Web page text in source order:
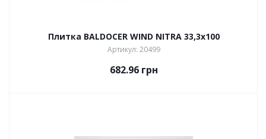
Плитка BALDOCER WIND NITRA 33,3х100
Артикул: 20499
682.96грн